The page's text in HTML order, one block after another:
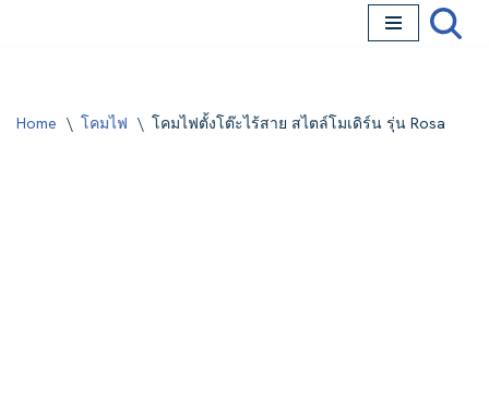
Home \ โคมไฟ \ โคมไฟตั้งโต๊ะไร้สาย สไตล์โมเดิร์น รุ่น Rosa